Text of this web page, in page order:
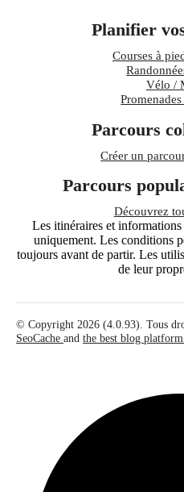
Planifier
Courses à
Vélo /
Parcours
Créer un
Parcours
Découvrez
Les itinéraires et
uniquement. Les conditions
toujours avant de partir. Les
de leur
© Copyright 2026 (4.0.93). Tous
SeoCache and the best blog